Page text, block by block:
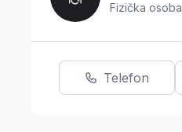
Fizička osoba
Telefon